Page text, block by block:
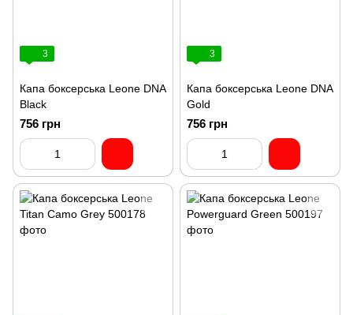
3
Капа боксерська Leone DNA
Black
756 грн
3
Капа боксерська Leone DNA
Gold
756 грн